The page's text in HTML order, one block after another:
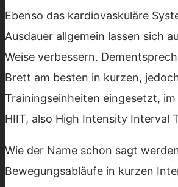
Ebenso das kardiovaskuläre
Ausdauer allgemein lassen sich
Weise verbessern.
Brett am besten in kurzen,
Trainingseinheiten eingesetzt,
HIIT, also High Intensity Interval
Wie der Name schon sagt
Bewegungsabläufe in kurzen